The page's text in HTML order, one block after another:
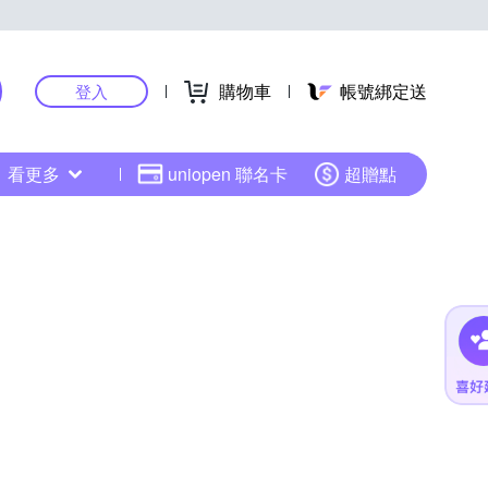
登入 購物車 帳號綁定送
看更多 uniopen 聯名卡 超贈點